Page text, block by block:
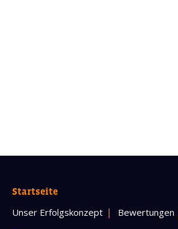
Startseite
Unser Erfolgskonzept Bewertungen